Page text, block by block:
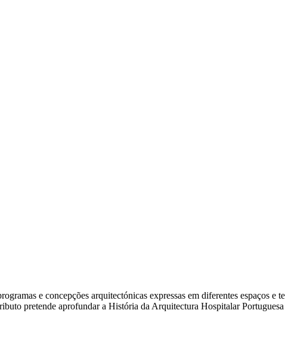
e concepções arquitectónicas expressas em diferentes espaços e
pretende aprofundar a História da Arquitectura Hospitalar